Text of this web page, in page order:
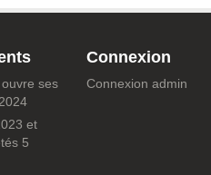
ouvre ses
et
5
Connexion
Connexion admin